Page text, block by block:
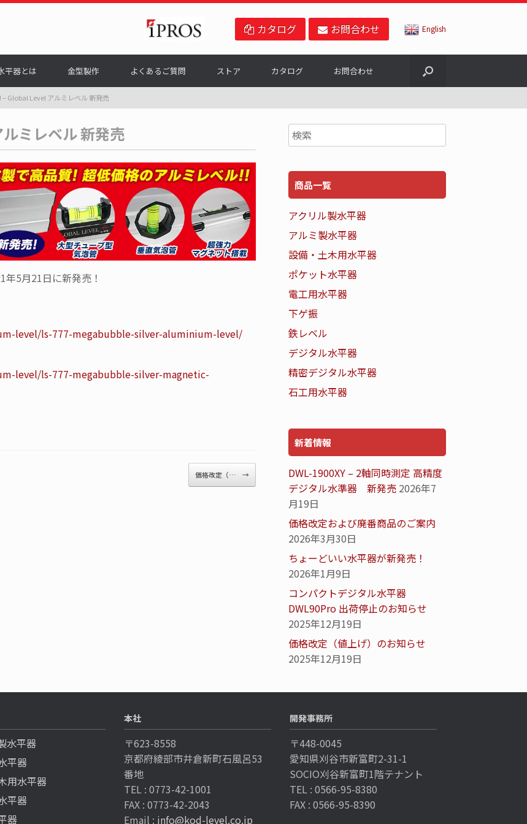
カタログ お問合わせ English
平器とは 金型製作 よくあるご質問 ストア カタログ お問合わせ
– Global Level アルミレベル 新発売
ミレベル 新発売
5月21日に新発売！
level/ls-777-megabubble-silver-aluminium-level/
level/ls-777-megabubble-silver-magnetic-
価格改定（… →
商品一覧
アクリル製水平器
アルミ製水平器
設備・土木用水平器
ポケット水平器
電工用水平器
下ゲ振
鉄レベル
デジタル水平器
精密デジタル水平器
石工用水平器
新着情報
DWL-1900XY – 2軸同時測定 高精度
デジタル水準器 新発売 2026年7
月19日
価格改定および廃番商品のご案内
2026年3月30日
ちょーどいい水平器が新発売！
2026年1月9日
コンパクトデジタル水平器
DWL90Pro 出荷停止のお知らせ
2025年12月19日
価格改定（値上げ）のお知らせ
2025年12月19日
水平器
平器
用水平器
平器
器
本社
〒623-8558
京都府綾部市井倉新町石風呂53
番地
TEL : 0773-42-1001
FAX : 0773-42-2043
Email : info@kod-level.co.jp
開発事務所
〒448-0045
愛知県刈谷市新富町2-31-1
SOCIO刈谷新富町1階テナント
TEL : 0566-95-8380
FAX : 0566-95-8390